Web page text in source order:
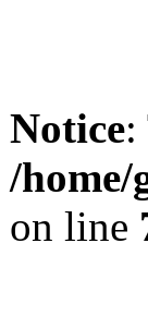
Notice
/
on line